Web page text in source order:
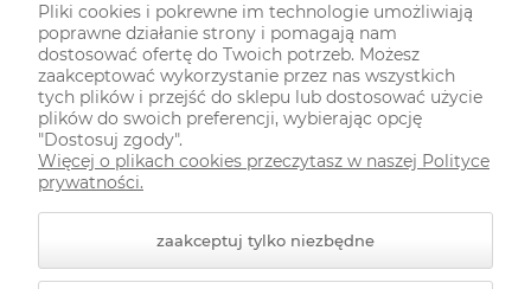
ODWIEDŹ NAS NA
Pliki cookies i pokrewne im technologie umożliwiają
poprawne działanie strony i pomagają nam
dostosować ofertę do Twoich potrzeb. Możesz
zaakceptować wykorzystanie przez nas wszystkich
tych plików i przejść do sklepu lub dostosować użycie
plików do swoich preferencji, wybierając opcję
"Dostosuj zgody".
Więcej o plikach cookies przeczytasz w naszej Polityce
prywatności.
zaakceptuj tylko niezbędne